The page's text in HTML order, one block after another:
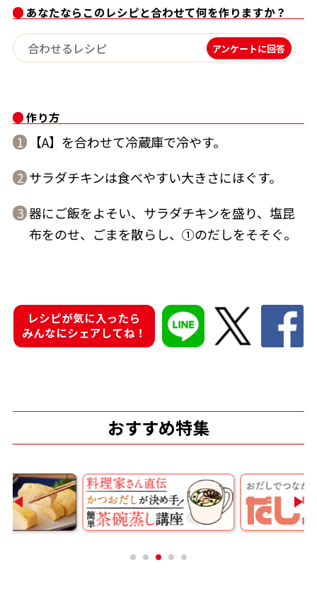
新鮮一番
『踊り節』
鰹節屋の
だしパック
だし粉
かつおだしが決め手！簡単茶碗蒸し
あなたならこのレシピと合わせて何を作りますか？
アンケートに回答
作り方
1 【A】を合わせて冷蔵庫で冷やす。
2 サラダチキンは食べやすい大きさにほぐす。
3 器にご飯をよそい、サラダチキンを盛り、塩昆
布をのせ、ごまを散らし、①のだしをそそぐ。
レシピが気に入ったら
みんなにシェアしてね！
おすすめ特集